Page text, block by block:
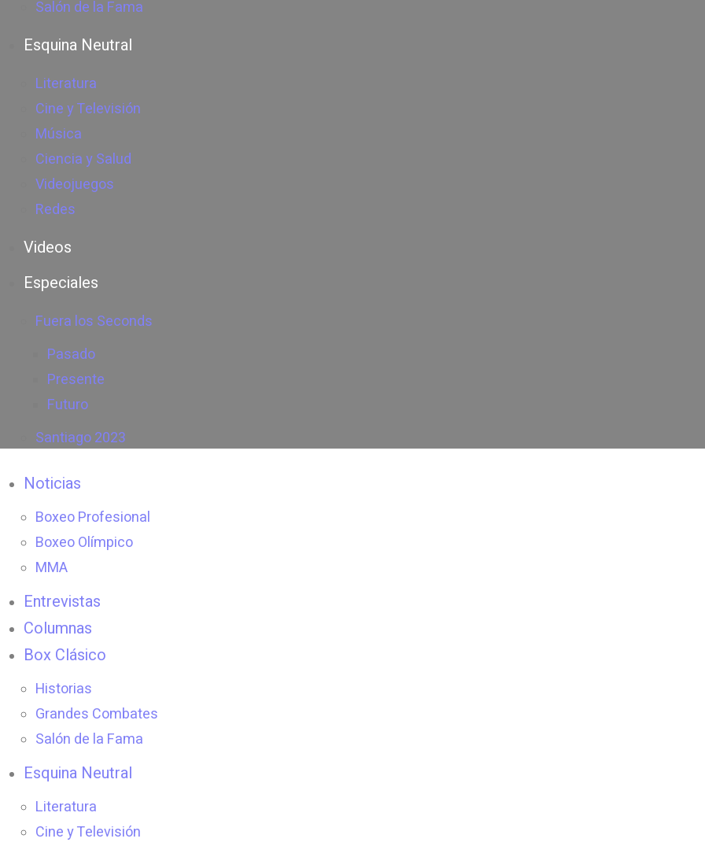
Salón de la Fama
Esquina Neutral
Literatura
Cine y Televisión
Música
Ciencia y Salud
Videojuegos
Redes
Videos
Especiales
Fuera los Seconds
Pasado
Presente
Futuro
Santiago 2023
Noticias
Boxeo Profesional
Boxeo Olímpico
MMA
Entrevistas
Columnas
Box Clásico
Historias
Grandes Combates
Salón de la Fama
Esquina Neutral
Literatura
Cine y Televisión